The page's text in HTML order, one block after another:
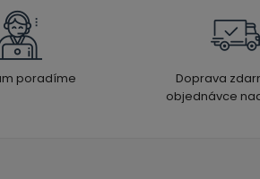
poradíme
Doprava
objednávce